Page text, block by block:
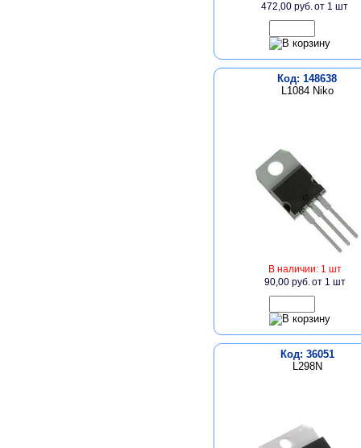
472,00 руб.от 1 шт
Код: 148638
L1084 Niko
В наличии: 1 шт
90,00 руб.от 1 шт
Код: 36051
L298N